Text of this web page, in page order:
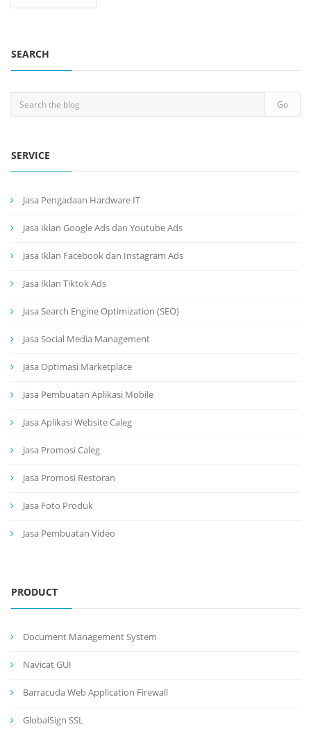
SEARCH
SERVICE
Jasa Pengadaan Hardware IT
Jasa Iklan Google Ads dan Youtube Ads
Jasa Iklan Facebook dan Instagram Ads
Jasa Iklan Tiktok Ads
Jasa Search Engine Optimization (SEO)
Jasa Social Media Management
Jasa Optimasi Marketplace
Jasa Pembuatan Aplikasi Mobile
Jasa Aplikasi Website Caleg
Jasa Promosi Caleg
Jasa Promosi Restoran
Jasa Foto Produk
Jasa Pembuatan Video
PRODUCT
Document Management System
Navicat GUI
Barracuda Web Application Firewall
GlobalSign SSL